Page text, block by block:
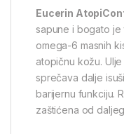
Eucerin
sapune i bogato je
omega-6 masnih
atopičnu kožu.
sprečava dalje
barijernu funkciju.
zaštićena od